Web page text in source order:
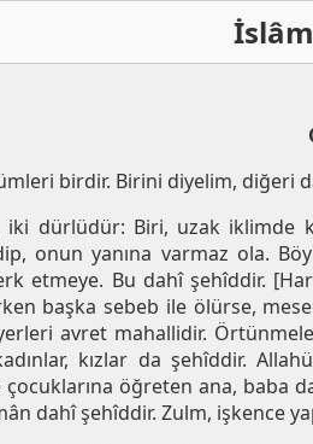
birdir. Birini diyelim, diğeri
dürlüdür: Biri, uzak iklimde
onun yanına varmaz ola.
etmeye. Bu dahî şehîddir.
başka sebeb ile ölürse,
avret mahallidir.
kızlar da şehîddir.
öğreten ana, baba
dahî şehîddir. Zulm, işkence